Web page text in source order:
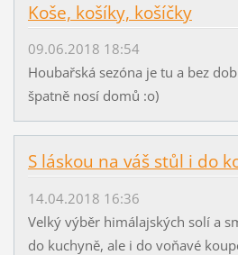
Koše, košíky, košíčky
09.06.2018 18:54
Houbařská sezóna je tu a bez
špatně nosí domů :o)
S láskou na váš stůl i do
14.04.2018 16:36
Velký výběr himálajských solí a
do kuchyně, ale i do voňavé